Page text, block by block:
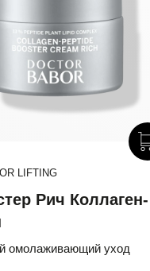
LIFTING
Рич Коллаген-
омолаживающий уход